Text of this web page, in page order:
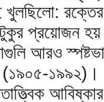
খুলছিলো: রক্তের
প্রয়োজন হয়
আরও
১৯৯২)।